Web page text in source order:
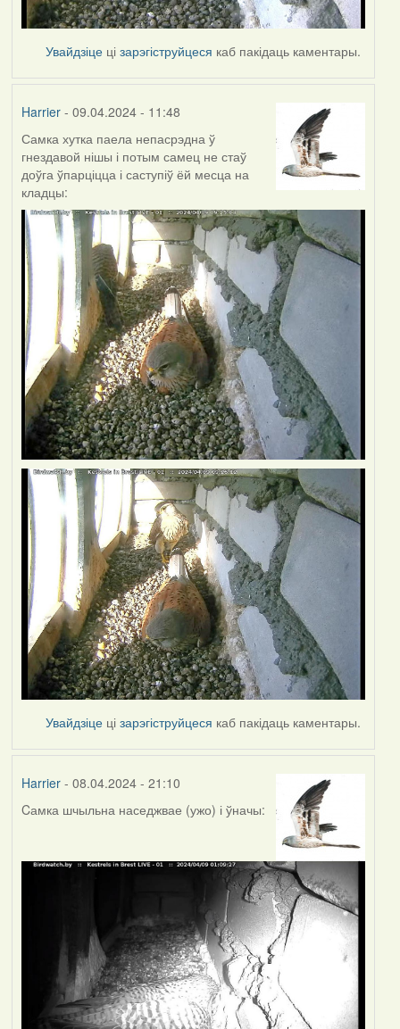
Увайдзіце цізарэгіструйцеся каб пакідаць каментары.
Harrier- 09.04.2024 - 11:48
Самка хутка паела непасрэдна ў
гнездавой нішы і потым самец не стаў
доўга ўпарціцца і саступіў ёй месца на
кладцы:
Увайдзіце цізарэгіструйцеся каб пакідаць каментары.
Harrier- 08.04.2024 - 21:10
Cамка шчыльна наседжвае (ужо) і ўначы: